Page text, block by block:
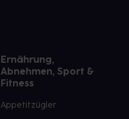
Ernährung,
Abnehmen, Sport &
Fitness
Appetitzügler